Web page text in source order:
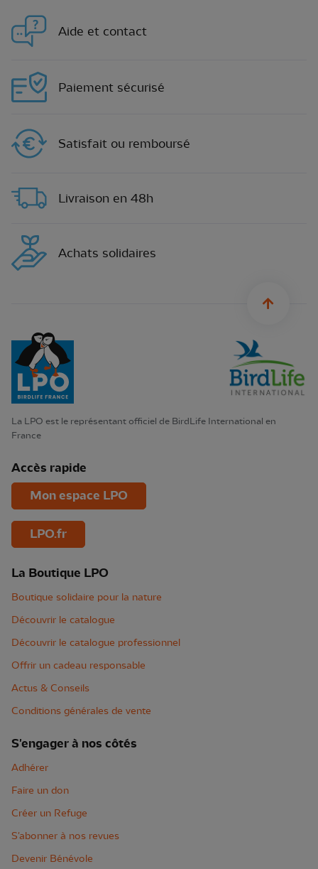
Aide et contact
Paiement sécurisé
Satisfait ou remboursé
Livraison en 48h
Achats solidaires
La LPO est le représentant officiel de BirdLife International en
France
Accès rapide
Mon espace LPO
LPO.fr
La Boutique LPO
Boutique solidaire pour la nature
Découvrir le catalogue
Découvrir le catalogue professionnel
Offrir un cadeau responsable
Actus & Conseils
Conditions générales de vente
S'engager à nos côtés
Adhérer
Faire un don
Créer un Refuge
S'abonner à nos revues
Devenir Bénévole